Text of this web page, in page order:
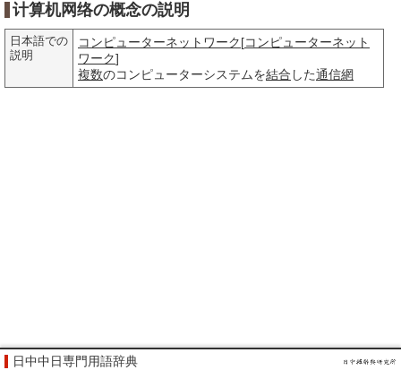
计算机网络の概念の説明
日本語での
説明
コンピューターネットワーク[コンピューターネット
ワーク]
複数のコンピューターシステムを結合 した通信網
日中中日専門用語辞典